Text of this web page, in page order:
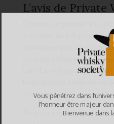
L’avis de
retrouve un joli profil
y trompez pas, ce
caractère bien trempé
cuir. La richesse
aromatique. Encore une
Pour en savoir plus sur
Vous pénétrez dans
l’honneur être majeur
Bienvenue dans